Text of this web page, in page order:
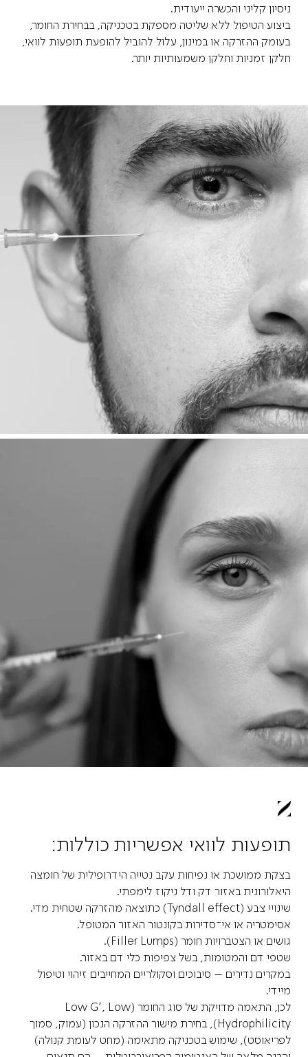
ניסיון קליני והכשרה ייעודית.
ביצוע הטיפול ללא שליטה מספקת בטכניקה, בבחירת החומר,
בעומק ההזרקה או במינון, עלול להוביל להופעת תופעות לוואי,
חלקן זמניות וחלקן משמעותיות יותר.
תופעות לוואי אפשריות כוללות:
בצקת ממושכת או נפיחות עקב נטייה הידרופילית של חומצה
היאלורונית באזור דק ודל ניקוז לימפתי.
שינויי צבע (Tyndall effect) כתוצאה מהזרקה שטחית מדי.
אסימטריה או אי־סדירות בקונטור האזור המטופל.
גושים או הצטברויות חומר (Filler Lumps).
שטפי דם והמטומות, בשל צפיפות כלי דם באזור.
במקרים נדירים – סיבוכים וסקולריים המחייבים זיהוי וטיפול
מיידי.
לכן, התאמה מדויקת של סוג החומר (Low G’, Low
Hydrophilicity), בחירת מישור ההזרקה הנכון (עמוק, סמוך
לפריאוסט), שימוש בטכניקה מתאימה (מחט לעומת קנולה)